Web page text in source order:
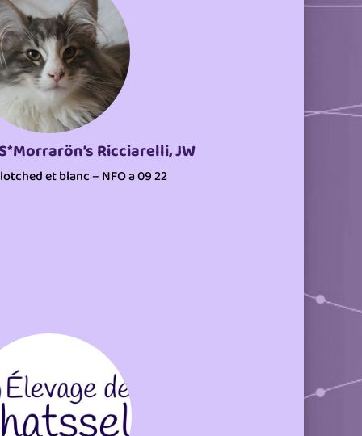
S*Morrarön’s Ricciarelli, JW
et blanc – NFO a 09 22